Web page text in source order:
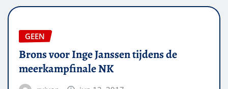
GEEN
Brons voor Inge Janssen tijdens de
meerkampfinale NK